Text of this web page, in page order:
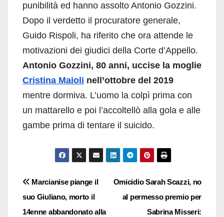
punibilità ed hanno assolto Antonio Gozzini.
Dopo il verdetto il procuratore generale,
Guido Rispoli, ha riferito che ora attende le
motivazioni dei giudici della Corte d’Appello.
Antonio Gozzini, 80 anni, uccise la moglie
Cristina Maioli nell’ottobre del 2019
mentre dormiva. L’uomo la colpì prima con
un mattarello e poi l’accoltellò alla gola e alle
gambe prima di tentare il suicido.
Navigazione
articoli
Omicidio Sarah Scazzi, no
al permesso premio per
Sabrina Misseri:
Marcianise piange il
suo Giuliano, morto il
14enne abbandonato alla